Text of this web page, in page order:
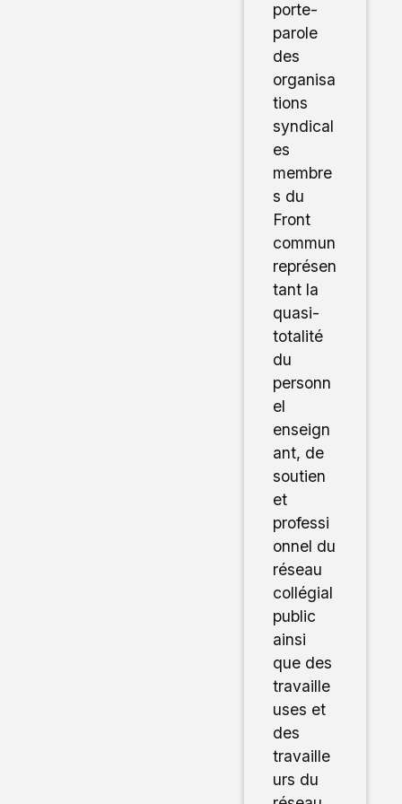
porte-
parole
des
organisa
tions
syndical
es
membre
s du
Front
commun
représen
tant la
quasi-
totalité
du
personn
el
enseign
ant, de
soutien
et
professi
onnel du
réseau
collégial
public
ainsi
que des
travaille
uses et
des
travaille
urs du